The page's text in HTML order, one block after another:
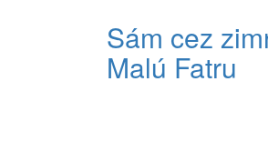
Sám cez
Malú Fatru